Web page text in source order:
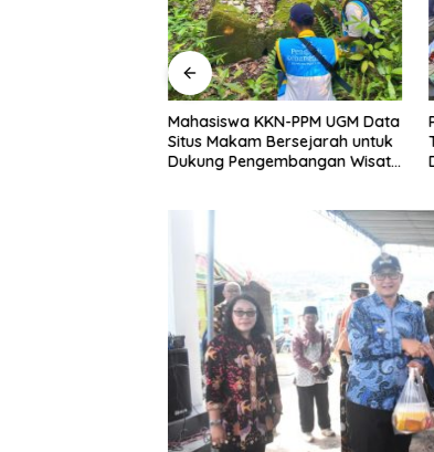
Mahasiswa KKN-PPM UGM Data
Situs Makam Bersejarah untuk
Dukung Pengembangan Wisata